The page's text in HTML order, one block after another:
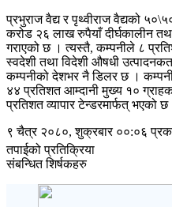
प्रभुराज वैद्य र पृथ्वीराज वैद्यको
करोड २६ लाख रुपैयाँ दीर्घकालीन
गराएको छ । त्यस्तै, कम्पनीले ८
स्वदेशी तथा विदेशी औषधी
कम्पनीको देशभर नै डिलर छ ।
४४ प्रतिशत आम्दानी मुख्य १०
प्रतिशत व्यापार टेन्डरमार्फत् भएको छ
९ चैत्र २०८०, शुक्रबार ००:०६
तपाईको प्रतिक्रिया
संबन्धित शिर्षकहरु